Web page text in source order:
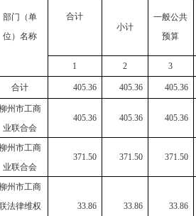
部门（单
位）名称
合计
小计
一般公共
预算
1 2 3
合计 405.36 405.36 405.36
州市工商
业联合会
405.36 405.36 405.36
州市工商
业联合会
371.50 371.50 371.50
州市工商
法律维权
33.86 33.86 33.86